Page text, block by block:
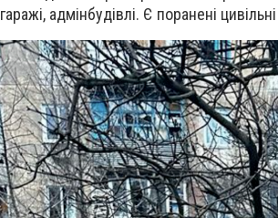
гаражі, адмінбудівлі. Є поранені